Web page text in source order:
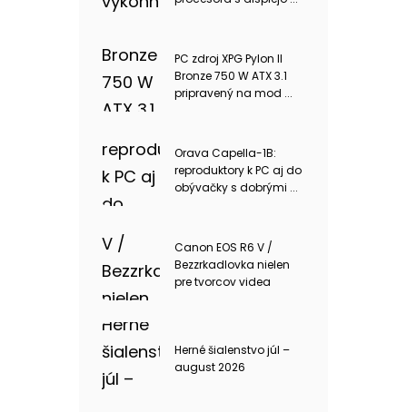
PC zdroj XPG Pylon II
Bronze 750 W ATX 3.1
pripravený na mod ...
Orava Capella-1B:
reproduktory k PC aj do
obývačky s dobrými ...
Canon EOS R6 V /
Bezzrkadlovka nielen
pre tvorcov videa
Herné šialenstvo júl –
august 2026